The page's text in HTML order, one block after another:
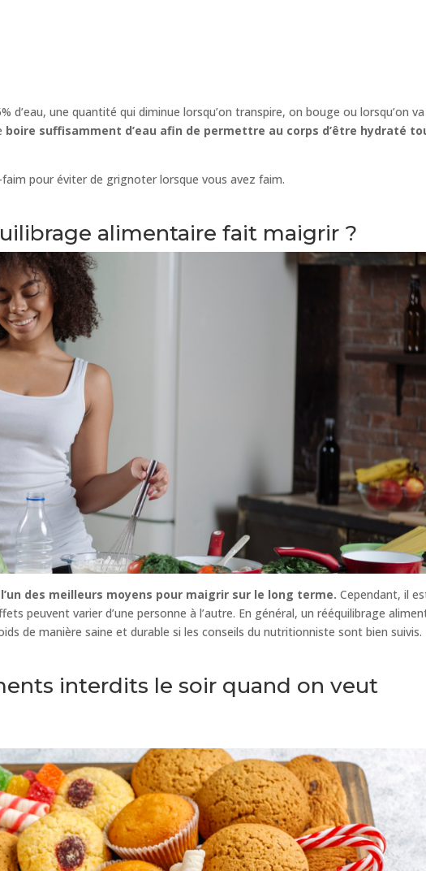
d’eau, une quantité qui diminue lorsqu’on transpire, on bouge ou lorsqu’on
boire suffisamment d’eau afin de permettre au corps d’être hydraté
pour éviter de grignoter lorsque vous avez faim.
alimentaire fait maigrir ?
des meilleurs moyens pour maigrir sur le long terme.Cependant, il
peuvent varier d’une personne à l’autre. En général, un rééquilibrage
de manière saine et durable si les conseils du nutritionniste sont bien suivis.
interdits le soir quand on veut